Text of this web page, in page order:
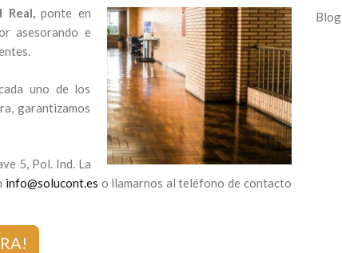
Real,ponte en
asesorando e
uno de los
garantizamos
5, Pol. Ind. La
info@solucont.es o llamarnos al teléfono de contacto
Blog